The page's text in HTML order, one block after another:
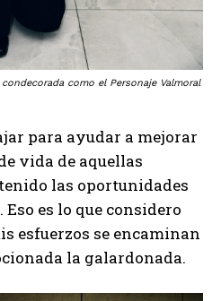
como el Personaje Valmoral
para ayudar a mejorar
vida de aquellas
las oportunidades
es lo que considero
esfuerzos se encaminan
la galardonada.